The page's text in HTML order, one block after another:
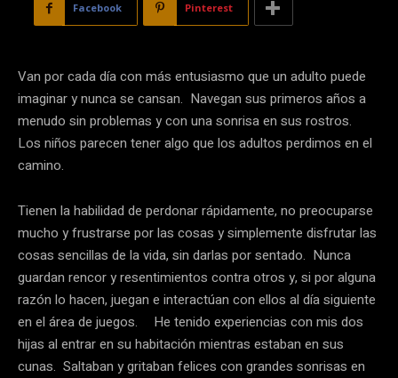
Facebook Pinterest
Van por cada día con más entusiasmo que un adulto puede
imaginar y nunca se cansan. Navegan sus primeros años a
menudo sin problemas y con una sonrisa en sus rostros.
Los niños parecen tener algo que los adultos perdimos en el
camino.
Tienen la habilidad de perdonar rápidamente, no preocuparse
mucho y frustrarse por las cosas y simplemente disfrutar las
cosas sencillas de la vida, sin darlas por sentado. Nunca
guardan rencor y resentimientos contra otros y, si por alguna
razón lo hacen, juegan e interactúan con ellos al día siguiente
en el área de juegos. He tenido experiencias con mis dos
hijas al entrar en su habitación mientras estaban en sus
cunas. Saltaban y gritaban felices con grandes sonrisas en